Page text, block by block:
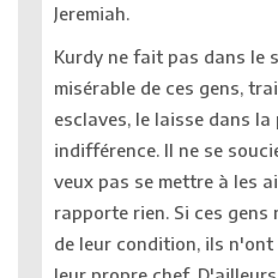
Jeremiah.
Kurdy ne fait pas dans le
misérable de ces gens,
esclaves, le laisse dans
indifférence. Il ne se
veux pas se mettre à les
rapporte rien. Si ces gens
de leur condition, ils